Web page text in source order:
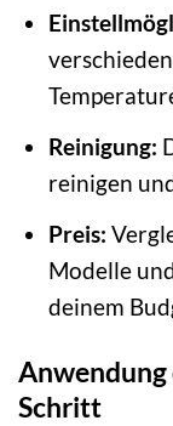
Reinigung:
reinigen
Preis:
Modelle
deinem
Schritt